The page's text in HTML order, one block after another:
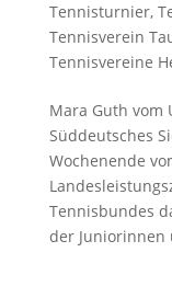
Tennisturnier,
Tennisverein
Tennisvereine
Mara Guth vom
Süddeutsches
Wochenende
Tennisbundes
der Juniorinnen